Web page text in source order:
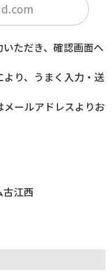
ただき、確認画面へ
り、うまく入力・送
ールアドレスよりお
古江西